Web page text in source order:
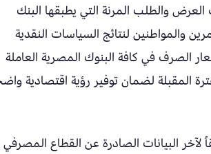
والطلب المرنة التي يطبقها البنك
والمواطنين لنتائج السياسات النقدية
الصرف في كافة البنوك المصرية العاملة
المقبلة لضمان توفير رؤية اقتصادية
لآخر البيانات الصادرة عن القطاع المصرفي